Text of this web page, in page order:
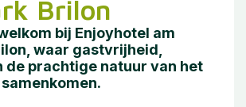
Brilon
bij Enjoyhotel am
waar gastvrijheid,
de prachtige natuur van het